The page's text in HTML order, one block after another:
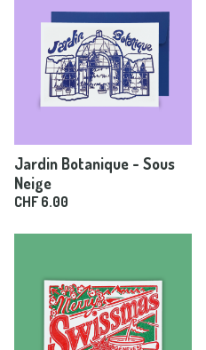
Jardin Botanique - Sous
Neige
CHF 6.00